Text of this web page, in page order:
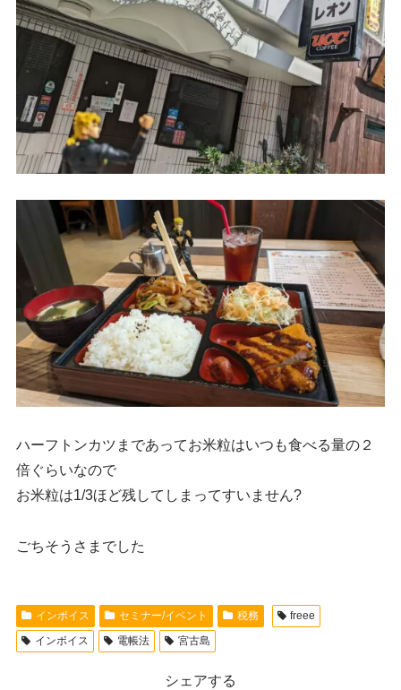
ハーフトンカツまであってお米粒はいつも食べる量の２
倍ぐらいなので
お米粒は1/3ほど残してしまってすいません?
ごちそうさまでした
インボイス セミナー/イベント 税務
freee
インボイス
電帳法 宮古島
シェアする